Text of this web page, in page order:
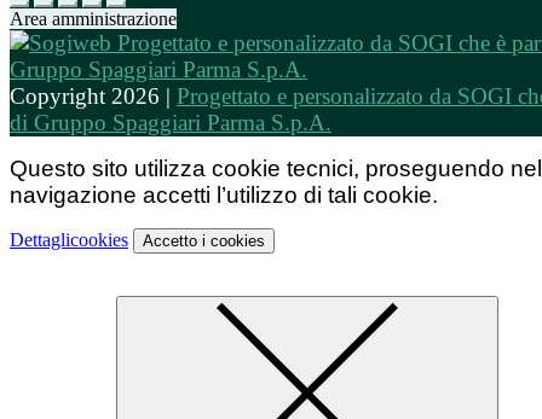
Area amministrazione
Copyright 2026 | Progettato e personalizzato da SOGI
di Gruppo Spaggiari Parma S.p.A.
Questo sito utilizza cookie tecnici, proseguendo
navigazione accetti l’utilizzo di tali cookie.
Dettaglicookies Accetto i cookies